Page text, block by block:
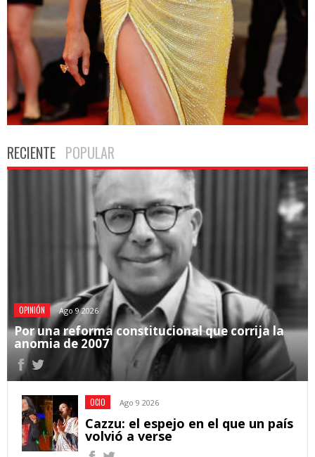
RECIENTE POPULAR
OPINIÓN Ago 9 2026
Por una reforma constitucional que corrija la
anomia de 2007
OCIO Ago 9 2026
Cazzu: el espejo en el que un país
volvió a verse